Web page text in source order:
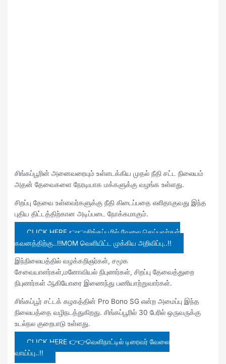
சிங்கப்பூரின் அனைவரையும் உள்ளடக்கிய முதல் நீதி சட்ட நிலையம்
அதன் தேவைகளை நேரடியாக மக்களுக்கு வழங்க உள்ளது.
சிறப்பு தேவை உள்ளவர்களுக்கு நீதி கிடைப்பதை எளிதாகுவது இந்த
புதிய திட்டத்திற்கான அடிப்படை நோக்கமாகும்.
CLICK HERE 👉👉சிங்கப்பூரில் வேலை செய்பவர்கள்
கவனத்திற்கு..!!MOM வெளியிட்ட முக்கிய அறிவிப்பு..!!
இந்நிலையத்தில் வழக்கறிஞர்கள், சமூக
சேவையாளர்கள்,மனோவியல் நிபுணர்கள், சிறப்பு தேவைத்துறை
நிபுணர்கள் ஆகியோரை இணைந்து பணியாற்றுவார்கள்.
சிங்கப்பூர் சட்டக் கழகத்தின் Pro Bono SG என்ற அமைப்பு இந்த
நிலையத்தை வழிநடத்துகிறது. சிங்கப்பூரில் 30 பேரில் ஒருவருக்கு
உடல்நல குறைபாடு உள்ளது.
CLICK HERE 👉👉வெளிநாட்டில் டிரைவர் வேலை
வாய்ப்பு..!!